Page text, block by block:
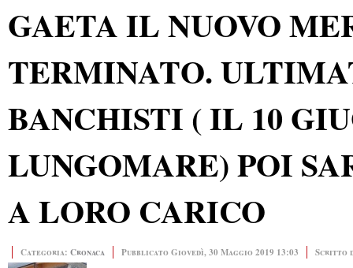
GAETA IL NUOVO
TERMINATO.
BANCHISTI ( IL 10
LUNGOMARE) POI
A LORO CARICO
Categoria: Cronaca Pubblicato Giovedì, 30 Maggio 2019 13:03 Scritto